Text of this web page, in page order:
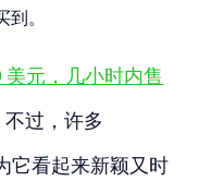
。
元，几小时内售
过，许多
看起来新颖又时